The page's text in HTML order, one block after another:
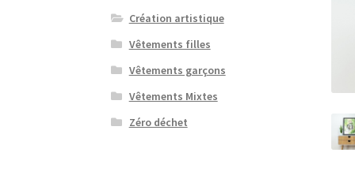
Création artistique
Vêtements filles
Vêtements garçons
Vêtements Mixtes
Zéro déchet